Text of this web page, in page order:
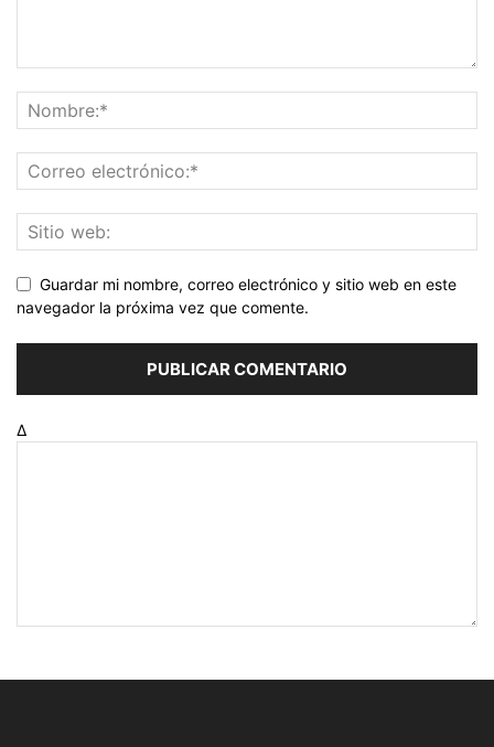
Guardar mi nombre, correo electrónico y sitio web en este
navegador la próxima vez que comente.
Δ